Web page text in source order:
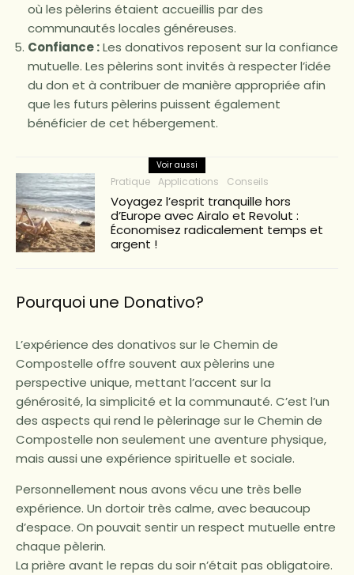
où les pèlerins étaient accueillis par des
communautés locales généreuses.
Confiance :Les donativos reposent sur la confiance
mutuelle. Les pèlerins sont invités à respecter l’idée
du don et à contribuer de manière appropriée afin
que les futurs pèlerins puissent également
bénéficier de cet hébergement.
Voir aussi
Pratique Applications Conseils
Voyagez l’esprit tranquille hors
d’Europe avec Airalo et Revolut :
Économisez radicalement temps et
argent !
Pourquoi une Donativo?
L’expérience des donativos sur le Chemin de
Compostelle offre souvent aux pèlerins une
perspective unique, mettant l’accent sur la
générosité, la simplicité et la communauté. C’est l’un
des aspects qui rend le pèlerinage sur le Chemin de
Compostelle non seulement une aventure physique,
mais aussi une expérience spirituelle et sociale.
Personnellement nous avons vécu une très belle
expérience. Un dortoir très calme, avec beaucoup
d’espace. On pouvait sentir un respect mutuelle entre
chaque pèlerin.
La prière avant le repas du soir n’était pas obligatoire.